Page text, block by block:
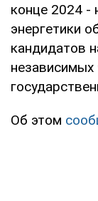
конце 2024 -
энергетики
кандидатов
Об этом